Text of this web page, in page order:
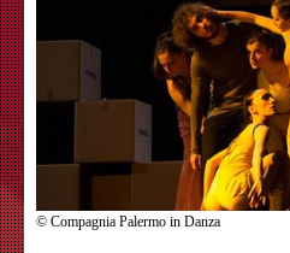
© Compagnia Palermo in Danza